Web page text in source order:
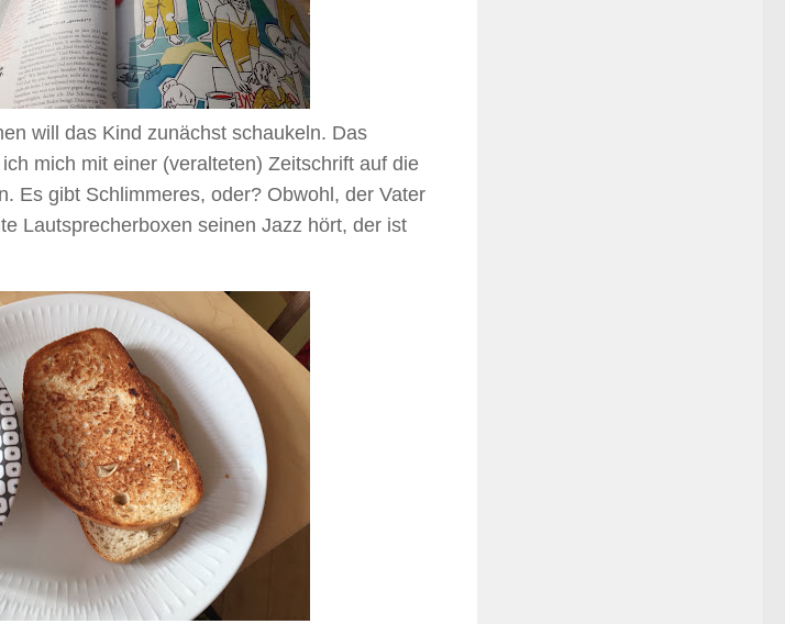
will das Kind zunächst schaukeln. Das
mich mit einer (veralteten) Zeitschrift auf die
Es gibt Schlimmeres, oder? Obwohl, der Vater
Lautsprecherboxen seinen Jazz hört, der ist